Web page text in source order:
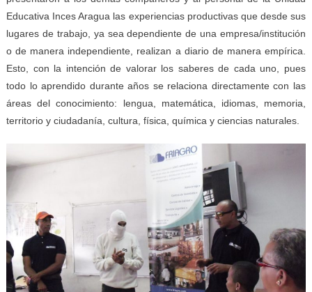
Educativa Inces Aragua las experiencias productivas que desde sus
lugares de trabajo, ya sea dependiente de una empresa/institución
o de manera independiente, realizan a diario de manera empírica.
Esto, con la intención de valorar los saberes de cada uno, pues
todo lo aprendido durante años se relaciona directamente con las
áreas del conocimiento: lengua, matemática, idiomas, memoria,
territorio y ciudadanía, cultura, física, química y ciencias naturales.